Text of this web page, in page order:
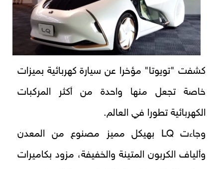
كشفت "تويوتا" مؤخرا عن سيارة كهربائية بميزات
خاصة تجعل منها واحدة من أكثر المركبات
الكهربائية تطورا في العالم.
وجاءت LQ بهيكل مميز مصنوع من المعدن
وألياف الكربون المتينة والخفيفة، مزود بكاميرات